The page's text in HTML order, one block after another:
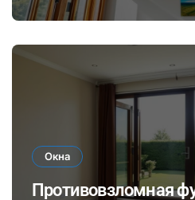
экологичные
Окна
Противовзломная